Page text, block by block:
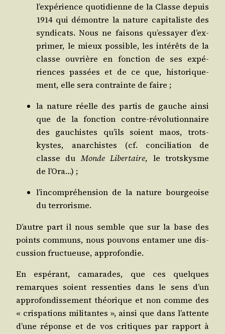
l’ex­pé­rience quo­ti­dienne de la Classe depuis
1914 qui démontre la nature capi­ta­liste des
syn­di­cats. Nous ne fai­sons qu’es­sayer d’ex­
pri­mer, le mieux pos­sible, les inté­rêts de la
classe ouvrière en fonc­tion de ses expé­
riences pas­sées et de ce que, his­to­ri­que­
ment, elle sera contrainte de faire ;
la nature réelle des par­tis de gauche ain­si
que de la fonc­tion contre-révo­lu­tion­naire
des gau­chistes qu’ils soient maos, trots­
kystes, anar­chistes (cf. conci­lia­tion de
classe duMonde Liber­taire, le trots­kysme
de l’Ora…) ;
l’in­com­pré­hen­sion de la nature bour­geoise
du terrorisme.
D’autre part il nous semble que sur la base des
points com­muns, nous pou­vons enta­mer une dis­
cus­sion fruc­tueuse, approfondie.
En espé­rant, cama­rades, que ces quelques
remarques soient res­sen­ties dans le sens d’un
appro­fon­dis­se­ment théo­rique et non comme des
« cris­pa­tions mili­tantes », ain­si que dans l’at­tente
d’une réponse et de vos cri­tiques par rap­port à